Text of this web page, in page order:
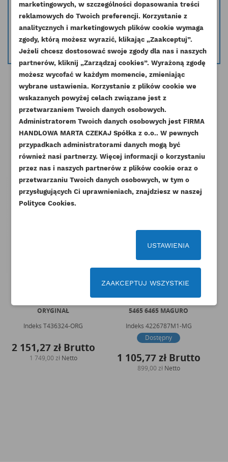
DODAJ DO LISTY ŻYCZEŃ
add_circle_outline Stwórz nową listę życzeń
UTWÓRZ LISTĘ ŻYCZEŃ
NAZWA LISTY ŻYCZEŃ
Anuluj Utwórz listę życzeń
ZALOGUJ SIĘ
Musisz być zalogowany by zapisać produkty na
swojej liście życzeń.
Anuluj Zaloguj się
Masz wątpliwość czy dana część pasuje do Twojego silnika skontaktuj się
z nami i podaj nr seryjny silnika a my pomożemy dobrać odpowiednią
część.
info@esilniki24.pl
Pozostałe produkty w tej kategorii:
ORYGINAŁ
Indeks T436324-ORG
2 151,27 złBrutto
1 749,00 zł Netto
5465 6465 MAGURO
Indeks 4226787M1-MG
Dostępny
1 105,77 złBrutto
899,00 zł Netto
marketingowych, w szczególności dopasowania treści
reklamowych do Twoich preferencji. Korzystanie z
analitycznych i marketingowych plików cookie wymaga
zgody, którą możesz wyrazić, klikając „Zaakceptuj”.
Jeżeli chcesz dostosować swoje zgody dla nas i naszych
partnerów, kliknij „Zarządzaj cookies”. Wyrażoną zgodę
możesz wycofać w każdym momencie, zmieniając
wybrane ustawienia. Korzystanie z plików cookie we
wskazanych powyżej celach związane jest z
przetwarzaniem Twoich danych osobowych.
Administratorem Twoich danych osobowych jest FIRMA
HANDLOWA MARTA CZEKAJ Spółka z o.o.. W pewnych
przypadkach administratorami danych mogą być
również nasi partnerzy. Więcej informacji o korzystaniu
przez nas i naszych partnerów z plików cookie oraz o
przetwarzaniu Twoich danych osobowych, w tym o
przysługujących Ci uprawnieniach, znajdziesz w naszej
Polityce Cookies.
USTAWIENIA
ZAAKCEPTUJ WSZYSTKIE